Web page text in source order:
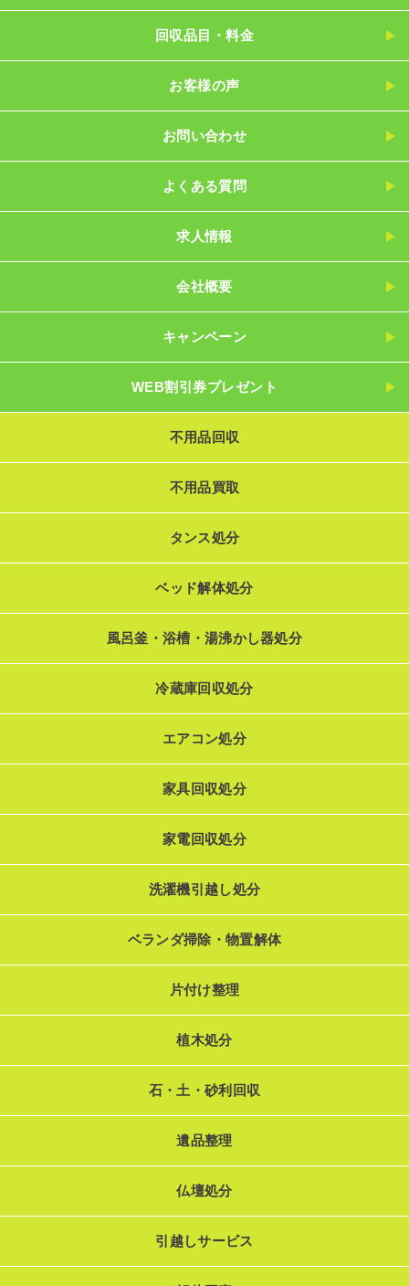
回収品目・料金
お客様の声
お問い合わせ
よくある質問
求人情報
会社概要
キャンペーン
WEB割引券プレゼント
不用品回収
不用品買取
タンス処分
ベッド解体処分
風呂釜・浴槽・湯沸かし器処分
冷蔵庫回収処分
エアコン処分
家具回収処分
家電回収処分
洗濯機引越し処分
ベランダ掃除・物置解体
片付け整理
植木処分
石・土・砂利回収
遺品整理
仏壇処分
引越しサービス